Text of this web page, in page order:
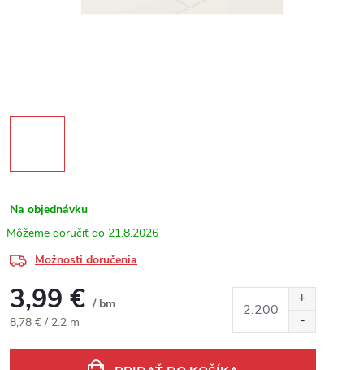
Na objednávku
21.8.2026
Možnosti doručenia
3,99 € / bm
Jednotková cena:
8,78 € / 2.2 m